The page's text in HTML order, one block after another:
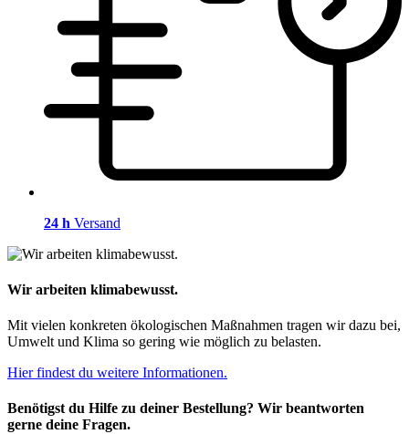
24 h Versand
Wir arbeiten klimabewusst.
Mit vielen konkreten ökologischen Maßnahmen tragen wir dazu bei,
Umwelt und Klima so gering wie möglich zu belasten.
Hier findest du weitere Informationen.
Benötigst du Hilfe zu deiner Bestellung? Wir beantworten
gerne deine Fragen.